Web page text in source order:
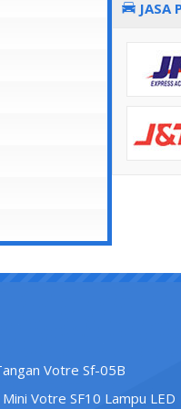
JASA
Votre Sf-05B
Votre SF10 Lampu LED